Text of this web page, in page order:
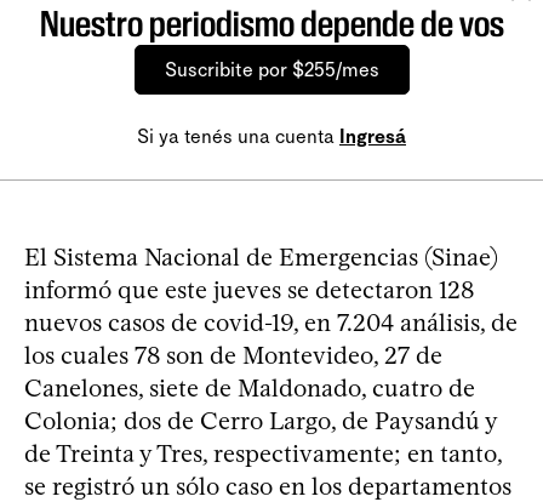
Nuestro periodismo depende de vos
Suscribite por $255/mes
Si ya tenés una cuenta Ingresá
El Sistema Nacional de Emergencias (Sinae)
informó que este jueves se detectaron 128
nuevos casos de covid-19, en 7.204 análisis, de
los cuales 78 son de Montevideo, 27 de
Canelones, siete de Maldonado, cuatro de
Colonia; dos de Cerro Largo, de Paysandú y
de Treinta y Tres, respectivamente; en tanto,
se registró un sólo caso en los departamentos